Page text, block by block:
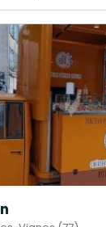
vous régalera et
appel à nos services !
minutes, nous
surprise, deuil, fête de